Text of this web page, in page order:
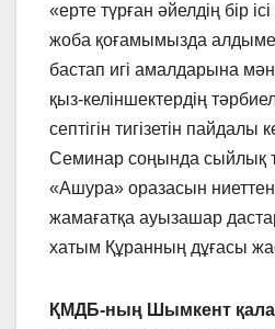
«ерте түрған әйелдің бір
жоба қоғамымызда
бастап игі амалдарына
қыз-келіншектердің
септігін тигізетін пайдалы
Семинар соңында сыйлық
«Ашура» оразасын
жамағатқа ауызашар
хатым Құранның дұғасы
ҚМДБ-ның Шымкент